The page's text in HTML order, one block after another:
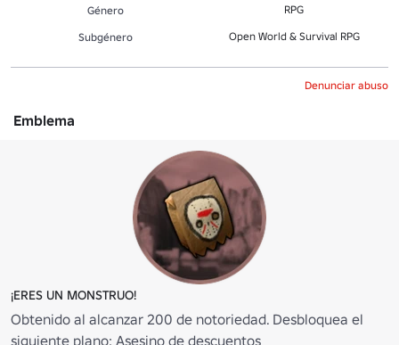
Género
RPG
Subgénero Open World & Survival RPG
Denunciar abuso
Emblema
¡ERES UN MONSTRUO!
Obtenido al alcanzar 200 de notoriedad. Desbloquea el
siguiente plano: Asesino de descuentos